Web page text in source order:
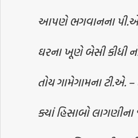
આપણે ભગવાનના
ઘરના ખૂણે બેસી કીધી
તોય ગામેગામના ટી.એ.
ક્યાં હિસાબો લાગણીના